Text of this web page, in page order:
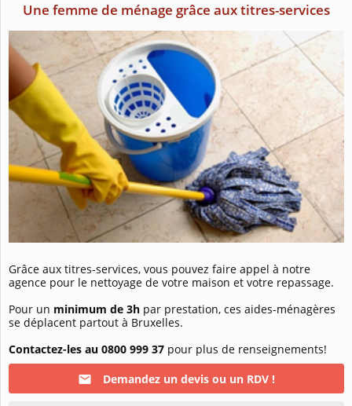
Une femme de ménage grâce aux titres-services
Grâce aux titres-services, vous pouvez faire appel à notre
agence pour le nettoyage de votre maison et votre repassage.
Pour un minimum de 3h par prestation, ces aides-ménagères
se déplacent partout à Bruxelles.
Contactez-les au 0800 999 37 pour plus de renseignements!
Demandez un devis ou un RDV !